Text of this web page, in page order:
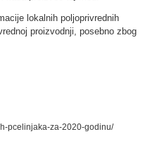
lokalnih poljoprivrednih
proizvodnji, posebno zbog
pcelinjaka-za-2020-godinu/